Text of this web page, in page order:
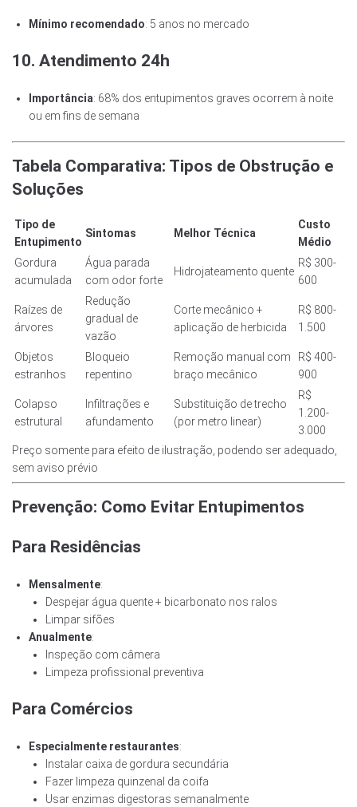
Mínimo recomendado: 5 anos no mercado
10. Atendimento 24h
Importância: 68% dos entupimentos graves ocorrem à noite
ou em fins de semana
Tabela Comparativa: Tipos de Obstrução e
Soluções
Tipo de
Entupimento
Sintomas Melhor Técnica
Custo
Médio
Gordura
acumulada
Água parada
com odor forte
Hidrojateamento quente
R$ 300-
600
Raízes de
árvores
Redução
gradual de
vazão
Corte mecânico +
aplicação de herbicida
R$ 800-
1.500
Objetos
estranhos
Bloqueio
repentino
Remoção manual com
braço mecânico
R$ 400-
900
Colapso
estrutural
Infiltrações e
afundamento
Substituição de trecho
(por metro linear)
R$
1.200-
3.000
Preço somente para efeito de ilustração, podendo ser adequado,
sem aviso prévio
Prevenção: Como Evitar Entupimentos
Para Residências
Mensalmente:
Despejar água quente + bicarbonato nos ralos
Limpar sifões
Anualmente:
Inspeção com câmera
Limpeza profissional preventiva
Para Comércios
Especialmente restaurantes:
Instalar caixa de gordura secundária
Fazer limpeza quinzenal da coifa
Usar enzimas digestoras semanalmente